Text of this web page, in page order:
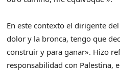
En este contexto el dirigente
dolor y la bronca, tengo que
construir y para ganar». Hizo
responsabilidad con Palestina,